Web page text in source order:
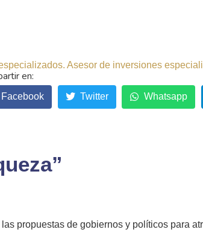
Asesor de inversiones
propuestas de gobiernos y políticos para
Facebook Twitter Whatsapp